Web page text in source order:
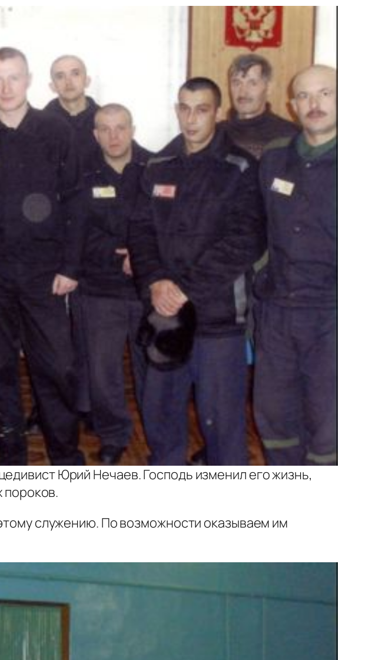
Юрий Нечаев. Господь изменил его жизнь,
пороков.
служению. По возможности оказываем им